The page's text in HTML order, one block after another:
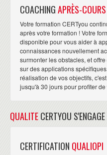
COACHINGAPRÈS-COURS
Votre formation CERTyou
après votre formation ! Votre
disponible pour vous aider à
connaissances nouvellement
surmonter les obstacles, et
sur des applications
réalisation de vos objectifs,
jusqu'à 30 jours pour profiter
QUALITECERTYOU S'ENGAGE
CERTIFICATION QUALIOPI